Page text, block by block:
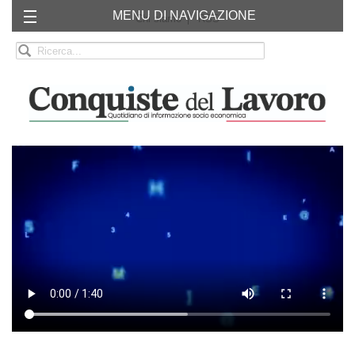
Chi siamo RSS
MENU DI NAVIGAZIONE